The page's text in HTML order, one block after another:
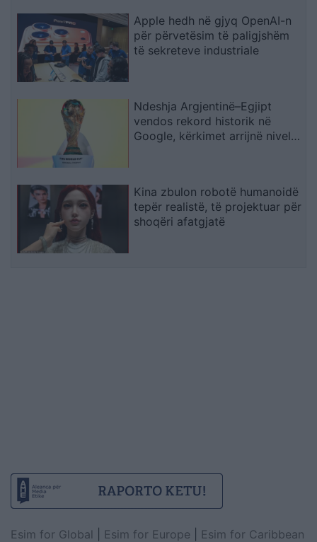
Apple hedh në gjyq OpenAI-n
për përvetësim të paligjshëm
të sekreteve industriale
Ndeshja Argjentinë–Egjipt
vendos rekord historik në
Google, kërkimet arrijnë nivele
Kina zbulon robotë humanoidë
tepër realistë, të projektuar për
shoqëri afatgjatë
Esim for Global Esim for Europe
Esim for Caribbean